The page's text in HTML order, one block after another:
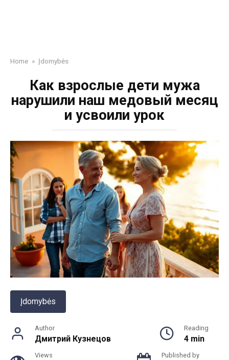
Home » Įdomybės
Как взрослые дети мужа
нарушили наш медовый месяц
и усвоили урок
Įdomybės
Author
Дмитрий Кузнецов
Reading
4 min
Views Published by